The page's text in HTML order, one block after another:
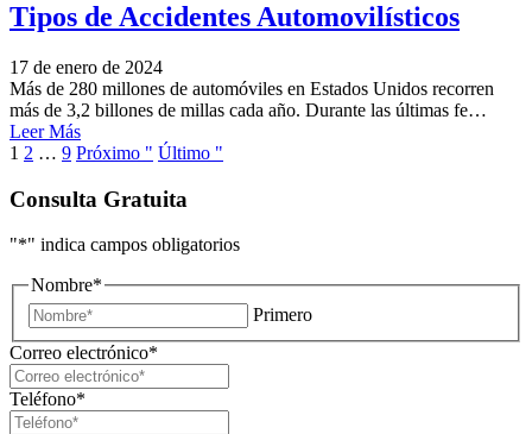
Tipos de Accidentes Automovilísticos
17 de enero de 2024
Más de 280 millones de automóviles en Estados Unidos recorren
más de 3,2 billones de millas cada año. Durante las últimas fe…
Leer Más
1 2 … 9 Próximo " Último "
Consulta Gratuita
"*" indica campos obligatorios
Nombre*
Primero
Correo electrónico*
Teléfono*